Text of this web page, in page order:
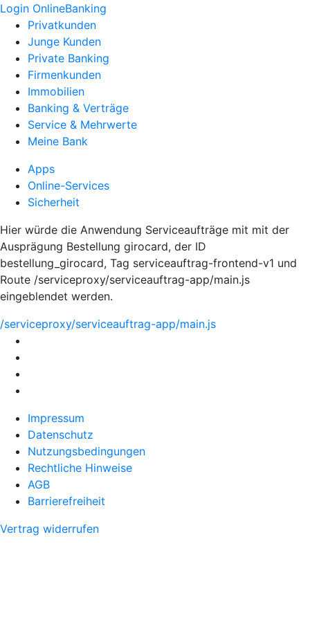
Login OnlineBanking
Privatkunden
Junge Kunden
Private Banking
Firmenkunden
Immobilien
Banking & Verträge
Service & Mehrwerte
Meine Bank
Apps
Online-Services
Sicherheit
Hier würde die Anwendung Serviceaufträge mit mit der
Ausprägung Bestellung girocard, der ID
bestellung_girocard, Tag serviceauftrag-frontend-v1 und
Route /serviceproxy/serviceauftrag-app/main.js
eingeblendet werden.
/serviceproxy/serviceauftrag-app/main.js
Impressum
Datenschutz
Nutzungsbedingungen
Rechtliche Hinweise
AGB
Barrierefreiheit
Vertrag widerrufen